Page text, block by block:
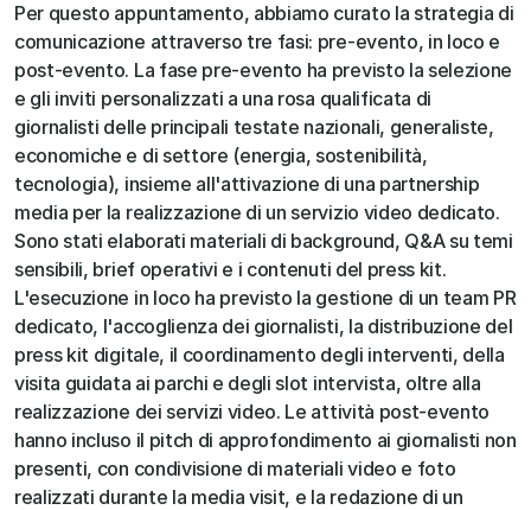
Per questo appuntamento, abbiamo curato la strategia di
comunicazione attraverso tre fasi: pre-evento, in loco e
post-evento. La fase pre-evento ha previsto la selezione
e gli inviti personalizzati a una rosa qualificata di
giornalisti delle principali testate nazionali, generaliste,
economiche e di settore (energia, sostenibilità,
tecnologia), insieme all'attivazione di una partnership
media per la realizzazione di un servizio video dedicato.
Sono stati elaborati materiali di background, Q&A su temi
sensibili, brief operativi e i contenuti del press kit.
L'esecuzione in loco ha previsto la gestione di un team PR
dedicato, l'accoglienza dei giornalisti, la distribuzione del
press kit digitale, il coordinamento degli interventi, della
visita guidata ai parchi e degli slot intervista, oltre alla
realizzazione dei servizi video. Le attività post-evento
hanno incluso il pitch di approfondimento ai giornalisti non
presenti, con condivisione di materiali video e foto
realizzati durante la media visit, e la redazione di un